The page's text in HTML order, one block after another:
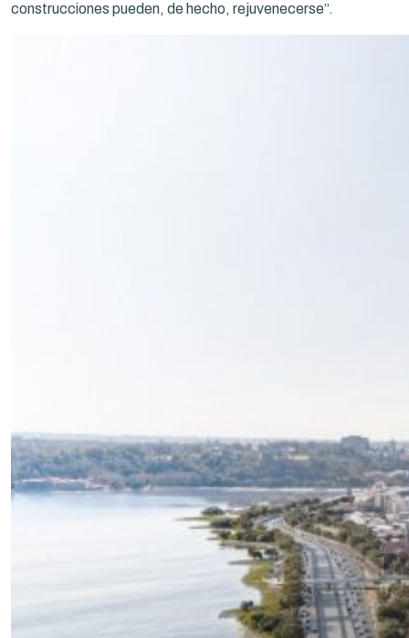
construcciones pueden, de hecho, rejuvenecerse”.